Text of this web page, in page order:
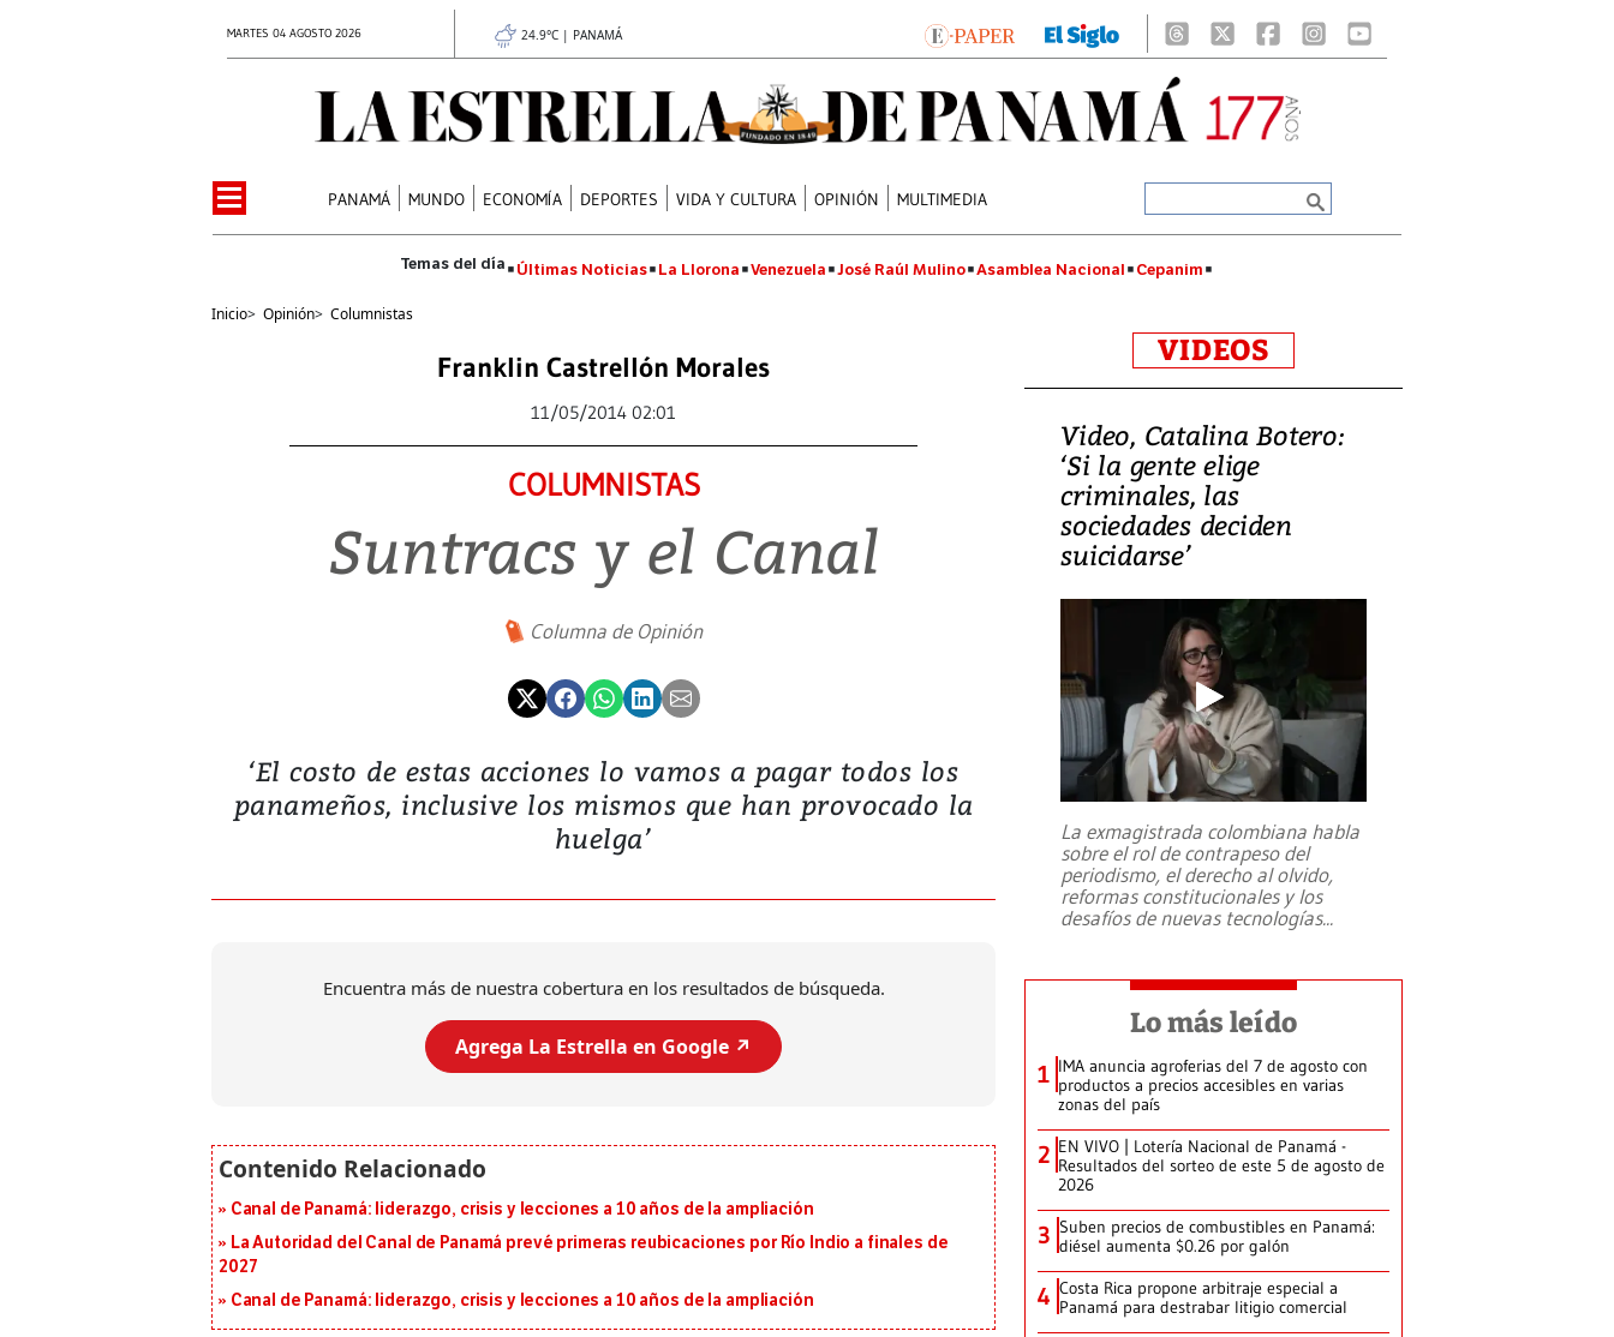
MARTES 04 AGOSTO 2026 24.9°C | PANAMÁ
PANAMÁ MUNDO ECONOMÍA DEPORTES VIDA Y CULTURA OPINIÓN MULTIMEDIA
Últimas Noticias La Llorona Venezuela José Raúl Mulino Asamblea Nacional Cepanim
Inicio> Opinión> Columnistas
Franklin Castrellón Morales
11/05/2014 02:01
COLUMNISTAS
Suntracs y el Canal
Columna de Opinión
‘El costo de estas acciones lo vamos a pagar todos los
panameños, inclusive los mismos que han provocado la
huelga’
Encuentra más de nuestra cobertura en los resultados de búsqueda.
Agrega La Estrella en Google ↗️
Canal de Panamá: liderazgo, crisis y lecciones a 10 años de la ampliación
La Autoridad del Canal de Panamá prevé primeras reubicaciones por Río Indio a finales de
2027
Canal de Panamá: liderazgo, crisis y lecciones a 10 años de la ampliación
VIDEOS
Video, Catalina Botero:
‘Si la gente elige
criminales, las
sociedades deciden
suicidarse’
La exmagistrada colombiana habla
sobre el rol de contrapeso del
periodismo, el derecho al olvido,
reformas constitucionales y los
desafíos de nuevas tecnologías...
Lo más leído
1 IMA anuncia agroferias del 7 de agosto con
productos a precios accesibles en varias
zonas del país
2 EN VIVO | Lotería Nacional de Panamá -
Resultados del sorteo de este 5 de agosto de
2026
3 Suben precios de combustibles en Panamá:
diésel aumenta $0.26 por galón
4 Costa Rica propone arbitraje especial a
Panamá para destrabar litigio comercial